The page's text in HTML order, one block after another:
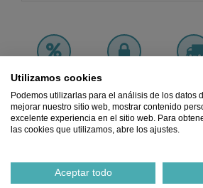
PreçoMÍNIMO
Pagamento 100%
Ref. 2391948600000
Notificar-me quando estiver disponível
Utilizamos cookies
Podemos utilizarlas para el análisis de los datos
mejorar nuestro sitio web, mostrar contenido
excelente experiencia en el sitio web. Para
las cookies que utilizamos, abre los ajustes.
Aceptar todo